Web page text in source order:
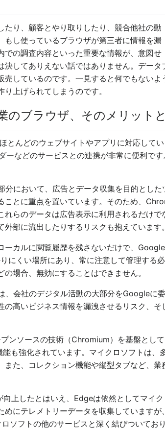
り、顧客とやり取りしたり、競合他社の動
し使っているブラウザが第三者に情報を漏
の調査内容といった重要な情報が、意図せ
してありえない話ではありません。デー
しているのです。一見すると何でもない
上げられてしまうのです。
のブラウザ、そのメリット
とんどのウェブサイトやアプリに対応して
などのサービスとの連携が非常に便利で
において、広告とデータ収集を目的とした
とに重点を置いています。そのため、
らのデータは広告表示に利用されるだけ
部に流出したりするリスクも抱えています。
ーカルに閲覧履歴を残さないだけで、
にくい場所にあり、常に注意して管理する
場合、無効にすることはできません。
、会社のデジタル活動の大部分をGoogleに
高いビジネス情報を漏洩させるリスク、
ンソースの技術（Chromium）を基盤とし
も強化されています。マイクロソフトは、
た、コレクション機能や縦型タブなど、
向上したとはいえ、Edgeは依然としてマイ
にテレメトリーデータを収集していますが
ソフトの他のサービスと深く結びついてお